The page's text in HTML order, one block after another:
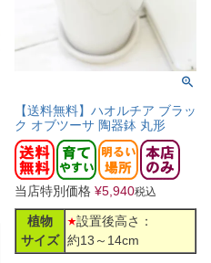
【送料無料】ハオルチア ブラッ
ク オブツーサ 陶器鉢 丸形
当店特別価格 ¥5,940税込
植物
サイズ
設置後高さ：
約13～14cm